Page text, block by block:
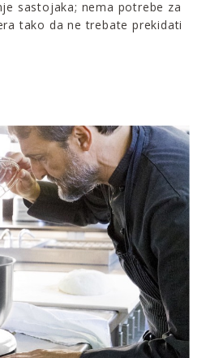
sastojaka; nema potrebe za
tako da ne trebate prekidati